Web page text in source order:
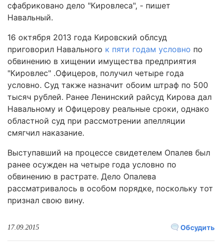
сфабриковано дело "Кировлеса", - пишет
Навальный.
16 октября 2013 года Кировский облсуд
приговорил Навального к пяти годам условно по
обвинению в хищении имущества предприятия
"Кировлес" .Офицеров, получил четыре года
условно. Суд также назначит обоим штраф по 500
тысяч рублей. Ранее Ленинский райсуд Кирова дал
Навальному и Офицерову реальные сроки, однако
областной суд при рассмотрении апелляции
смягчил наказание.
Выступавший на процессе свидетелем Опалев был
ранее осужден на четыре года условно по
обвинению в растрате. Дело Опалева
рассматривалось в особом порядке, поскольку тот
признал свою вину.
Обсудить
17.09.2015